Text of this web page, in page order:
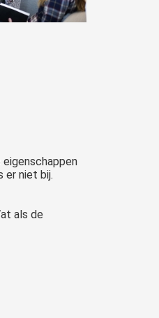
er niet bij.
als de